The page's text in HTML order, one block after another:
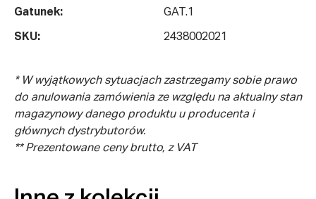
Gatunek: GAT.1
SKU: 2438002021
* W wyjątkowych sytuacjach zastrzegamy sobie prawo
do anulowania zamówienia ze względu na aktualny stan
magazynowy danego produktu u producenta i
głównych dystrybutorów.
** Prezentowane ceny brutto, z VAT